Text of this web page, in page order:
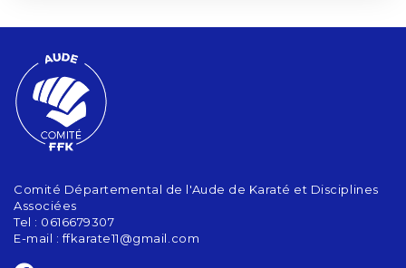
Comité Départemental de l'Aude de Karaté et Disciplines
Associées
Tel : 0616679307
E-mail :ffkarate11@gmail.com